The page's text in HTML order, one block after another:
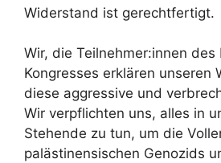
Widerstand ist gerechtfertigt.
Wir, die Teilnehmer:innen des
Kongresses erklären unseren
diese aggressive und
Wir verpflichten uns, alles in
Stehende zu tun, um die
palästinensischen Genozids